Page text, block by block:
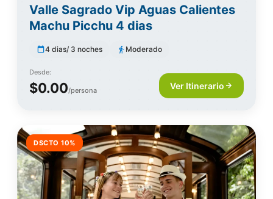
Valle Sagrado Vip Aguas Calientes
Machu Picchu 4 dias
4 dias/ 3 noches Moderado
Desde:
$0.00/persona Ver Itinerario
DSCTO 10%